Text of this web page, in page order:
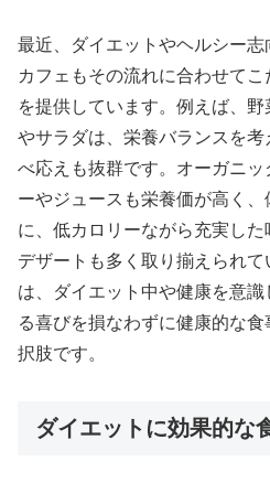
最近、ダイエットやヘルシー
カフェもその流れに合わせて
を提供しています。例えば、
やサラダは、栄養バランスを
べ応えも抜群です。オーガニ
ーやジュースも栄養価が高く
に、低カロリーながら充実し
デザートも多く取り揃えられ
は、ダイエット中や健康を意
る喜びを損なわずに健康的な
択肢です。
ダイエットに効果的な